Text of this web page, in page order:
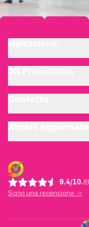
9.4/10
Scrivi una recensione ->